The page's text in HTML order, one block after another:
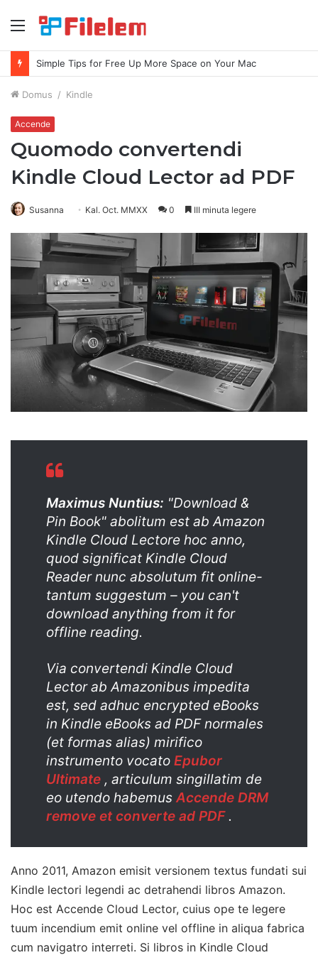
Index
Simple Tips for Free Up More Space on Your Mac
Domus / Kindle
Accende
Quomodo convertendi
Kindle Cloud Lector ad PDF
Susanna Kal. Oct. MMXX 0 III minuta legere
Maximus Nuntius: "Download &
Pin Book" abolitum est ab Amazon
Kindle Cloud Lectore hoc anno,
quod significat Kindle Cloud
Reader nunc absolutum fit online-
tantum suggestum – you can't
download anything from it for
offline reading.
Via convertendi Kindle Cloud
Lector ab Amazonibus impedita
est, sed adhuc encrypted eBooks
in Kindle eBooks ad PDF normales
(et formas alias) mirifico
instrumento vocato Epubor
Ultimate , articulum singillatim de
eo utendo habemus Accende DRM
remove et converte ad PDF.
Anno 2011, Amazon emisit versionem textus fundati sui
Kindle lectori legendi ac detrahendi libros Amazon.
Hoc est Accende Cloud Lector, cuius ope te legere
tuum incendium emit online vel offline in aliqua fabrica
cum navigatro interreti. Si libros in Kindle Cloud